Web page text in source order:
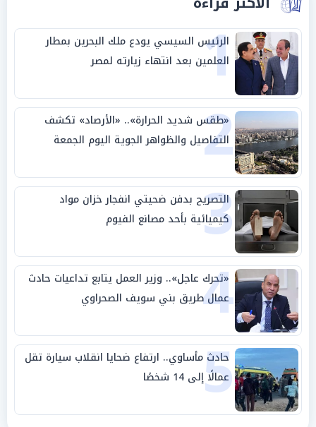
1
الرئيس السيسي يودع ملك البحرين بمطار
العلمين بعد انتهاء زيارته لمصر
2
«طقس شديد الحرارة».. «الأرصاد» تكشف
التفاصيل والظواهر الجوية اليوم الجمعة
3
التصريح بدفن ضحيتي انفجار خزان مواد
كيميائية بأحد مصانع الفيوم
4
«تحرك عاجل».. وزير العمل يتابع تداعيات حادث
عمال طريق بني سويف الصحراوي
5
حادث مأساوي.. ارتفاع ضحايا انقلاب سيارة تقل
عمالًا إلى 14 شخصًا